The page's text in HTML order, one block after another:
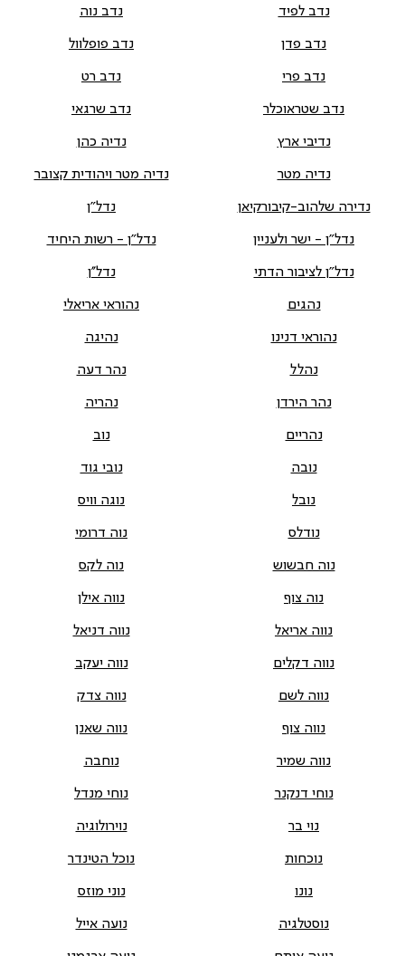
נדב לפיד נדב נוה
נדב פדן נדב פופלוול
נדב פרי נדב רט
נדב שטראוכלר נדב שרגאי
נדיבי ארץ נדיה כהן
נדיה מטר נדיה מטר ויהודית קצובר
נדירה שלהוב-קיבורקיאן נדל"ן
נדל"ן - ישר ולעניין נדל"ן - רשות היחיד
נדל"ן לציבור הדתי נדל''ן
נהגים נהוראי אריאלי
נהוראי דנינו נהיגה
נהלל נהר דעה
נהר הירדן נהריה
נהריים נוב
נובה נובי גוד
נובל נוגה וויס
נודלס נוה דרומי
נוה חבשוש נוה לקס
נוה צוף נווה אילן
נווה אריאל נווה דניאל
נווה דקלים נווה יעקב
נווה לשם נווה צדק
נווה צוף נווה שאנן
נווה שמיר נוחבה
נוחי דנקנר נוחי מנדל
נוי בר נוירולוגיה
נוכחות נוכל הטינדר
נונו נוני מוזס
נוסטלגיה נועה אייל